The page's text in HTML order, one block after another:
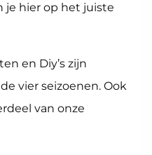
je hier op het juiste
en Diy’s zijn
vier seizoenen. Ook
van onze